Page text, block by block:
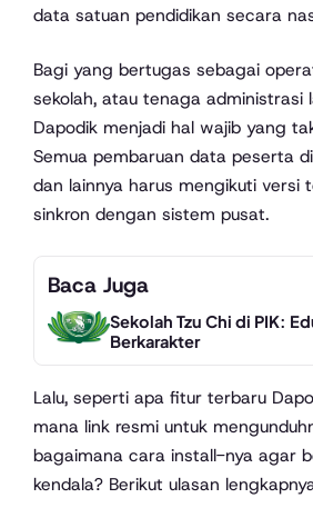
data satuan pendidikan secara
Bagi yang bertugas sebagai
sekolah, atau tenaga administrasi
Dapodik menjadi hal wajib yang
Semua pembaruan data peserta
dan lainnya harus mengikuti versi
sinkron dengan sistem pusat.
Baca Juga
Sekolah Tzu Chi di PIK:
Berkarakter
Lalu, seperti apa fitur terbaru
mana link resmi untuk
bagaimana cara install-nya agar
kendala? Berikut ulasan